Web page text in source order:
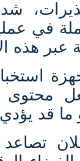
في
عبر هذه
ما قد